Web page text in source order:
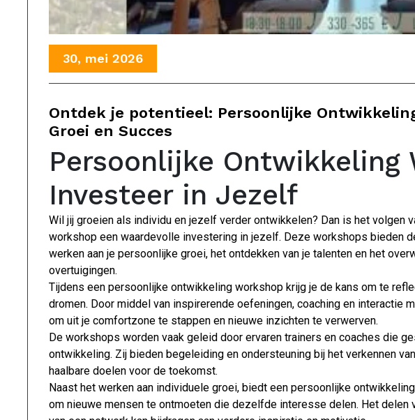
30, mei 2026
Ontdek je potentieel: Persoonlijke
Groei en Succes
Persoonlijke Ontwikkeling
Investeer in Jezelf
Wil jij groeien als individu en jezelf verder ontwikkelen? Dan is het volgen
workshop een waardevolle investering in jezelf. Deze workshops bieden
werken aan je persoonlijke groei, het ontdekken van je talenten en het
overtuigingen.
Tijdens een persoonlijke ontwikkeling workshop krijg je de kans om te
dromen. Door middel van inspirerende oefeningen, coaching en interactie
om uit je comfortzone te stappen en nieuwe inzichten te verwerven.
De workshops worden vaak geleid door ervaren trainers en coaches die
ontwikkeling. Zij bieden begeleiding en ondersteuning bij het verkennen
haalbare doelen voor de toekomst.
Naast het werken aan individuele groei, biedt een persoonlijke
om nieuwe mensen te ontmoeten die dezelfde interesse delen. Het delen